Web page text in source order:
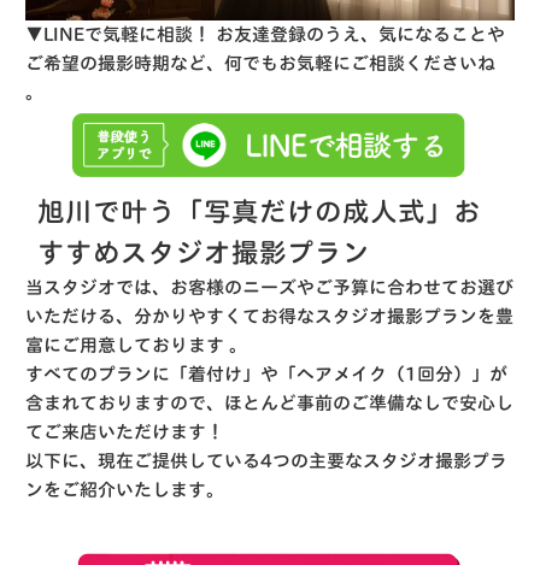
▼LINEで気軽に相談！ お友達登録のうえ、気になることや
ご希望の撮影時期など、何でもお気軽にご相談くださいね
。
旭川で叶う「写真だけの成人式」お
すすめスタジオ撮影プラン
当スタジオでは、お客様のニーズやご予算に合わせてお選び
いただける、分かりやすくてお得なスタジオ撮影プランを豊
富にご用意しております 。
すべてのプランに「着付け」や「ヘアメイク（1回分）」が
含まれておりますので、ほとんど事前のご準備なしで安心し
てご来店いただけます！
以下に、現在ご提供している4つの主要なスタジオ撮影プラ
ンをご紹介いたします。